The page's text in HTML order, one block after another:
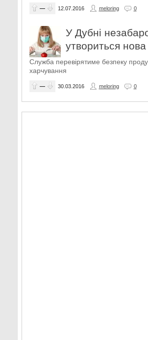
— 12.07.2016 meloring 0
У Дубні
утвориться
Служба перевірятиме безпеку
харчування
— 30.03.2016 meloring 0